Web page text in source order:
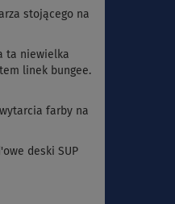
stojącego na
ta niewielka
linek bungee.
farby na
deski SUP